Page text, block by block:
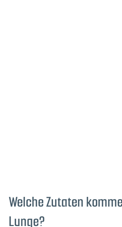
Welche Zutaten
Lunge?